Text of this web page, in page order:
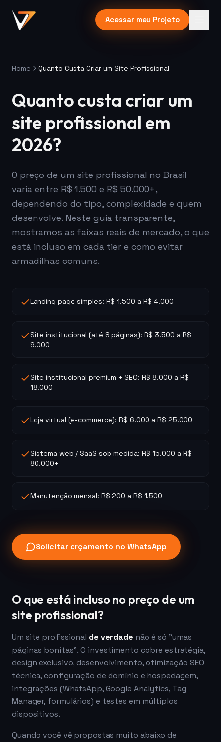
Acessar meu Projeto
Home Quanto Custa Criar um Site Profissional
Quanto custa criar um
site profissional em
2026?
O preço de um site profissional no Brasil
varia entre R$ 1.500 e R$ 50.000+,
dependendo do tipo, complexidade e quem
desenvolve. Neste guia transparente,
mostramos as faixas reais de mercado, o que
está incluso em cada tier e como evitar
armadilhas comuns.
Landing page simples: R$ 1.500 a R$ 4.000
Site institucional (até 8 páginas): R$ 3.500 a R$
9.000
Site institucional premium + SEO: R$ 8.000 a R$
18.000
Loja virtual (e-commerce): R$ 6.000 a R$ 25.000
Sistema web / SaaS sob medida: R$ 15.000 a R$
80.000+
Manutenção mensal: R$ 200 a R$ 1.500
Solicitar orçamento no WhatsApp
O que está incluso no preço de um
site profissional?
Um site profissional de verdade não é só "umas
páginas bonitas". O investimento cobre estratégia,
design exclusivo, desenvolvimento, otimização SEO
técnica, configuração de domínio e hospedagem,
integrações (WhatsApp, Google Analytics, Tag
Manager, formulários) e testes em múltiplos
dispositivos.
Quando você vê propostas muito abaixo de